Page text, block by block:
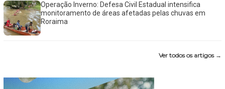
Operação Inverno: Defesa Civil Estadual intensifica
monitoramento de áreas afetadas pelas chuvas em
Roraima
Ver todos os artigos →